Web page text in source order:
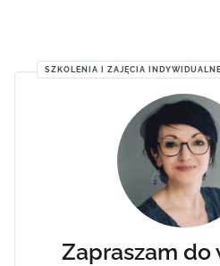
Zapraszam do
SZKOLENIA I ZAJĘCIA INDYWIDUALNE